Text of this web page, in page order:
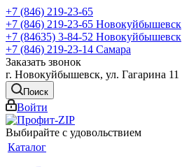
+7 (846) 219-23-65
+7 (846) 219-23-65 Новокуйбышевск
+7 (84635) 3-84-52 Новокуйбышевск
+7 (846) 219-23-14 Самара
Заказать звонок
г. Новокуйбышевск, ул. Гагарина 11
Поиск
Войти
Выбирайте с удовольствием
Каталог